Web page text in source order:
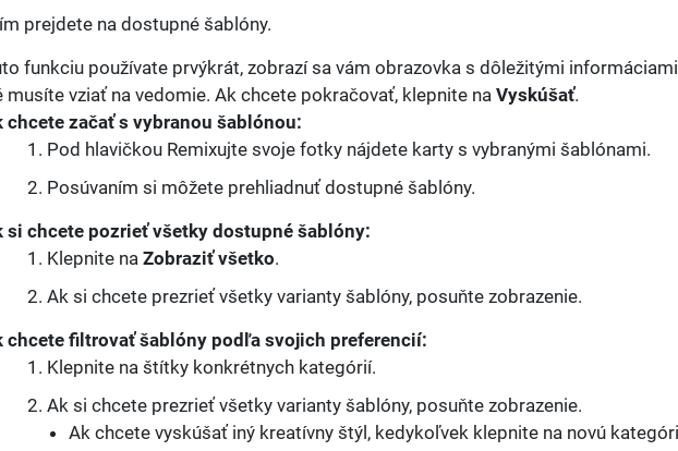
prejdete na dostupné šablóny.
funkciu používate prvýkrát, zobrazí sa vám obrazovka s dôležitými
musíte vziať na vedomie. Ak chcete pokračovať, klepnite na Vyskúšať.
chcete začať s vybranou šablónou:
Pod hlavičkou Remixujte svoje fotky nájdete karty s vybranými šablónami.
Posúvaním si môžete prehliadnuť dostupné šablóny.
si chcete pozrieť všetky dostupné šablóny:
Klepnite na Zobraziť všetko.
Ak si chcete prezrieť všetky varianty šablóny, posuňte zobrazenie.
chcete filtrovať šablóny podľa svojich preferencií:
Klepnite na štítky konkrétnych kategórií.
Ak si chcete prezrieť všetky varianty šablóny, posuňte zobrazenie.
Ak chcete vyskúšať iný kreatívny štýl, kedykoľvek klepnite na novú